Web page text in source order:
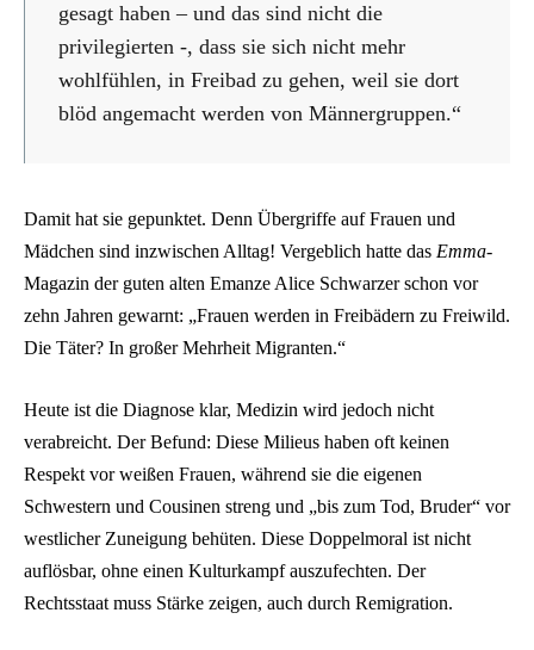
gesagt haben – und das sind nicht die
privilegierten -, dass sie sich nicht mehr
wohlfühlen, in Freibad zu gehen, weil sie dort
blöd angemacht werden von Männergruppen.“
Damit hat sie gepunktet. Denn Übergriffe auf Frauen und
Mädchen sind inzwischen Alltag! Vergeblich hatte das Emma-
Magazin der guten alten Emanze Alice Schwarzer schon vor
zehn Jahren gewarnt: „Frauen werden in Freibädern zu Freiwild.
Die Täter? In großer Mehrheit Migranten.“
Heute ist die Diagnose klar, Medizin wird jedoch nicht
verabreicht. Der Befund: Diese Milieus haben oft keinen
Respekt vor weißen Frauen, während sie die eigenen
Schwestern und Cousinen streng und „bis zum Tod, Bruder“ vor
westlicher Zuneigung behüten. Diese Doppelmoral ist nicht
auflösbar, ohne einen Kulturkampf auszufechten. Der
Rechtsstaat muss Stärke zeigen, auch durch Remigration.